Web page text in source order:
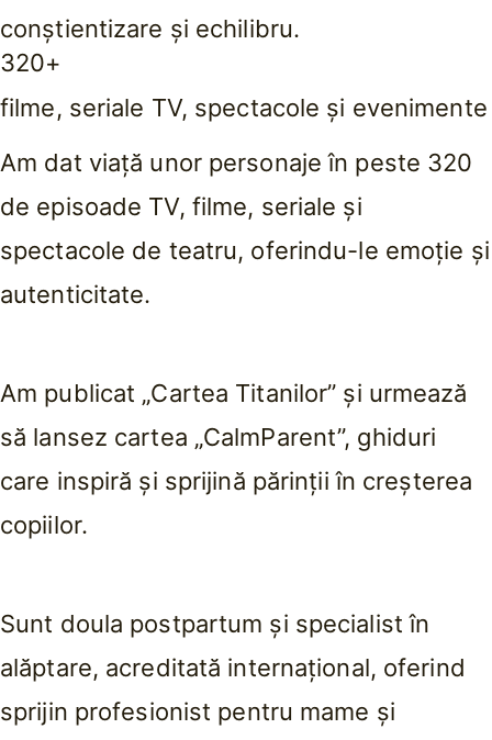
conștientizare și echilibru.
320+
filme, seriale TV, spectacole și evenimente
Am dat viață unor personaje în peste 320
de episoade TV, filme, seriale și
spectacole de teatru, oferindu-le emoție și
autenticitate.
Am publicat „Cartea Titanilor” și urmează
să lansez cartea „CalmParent”, ghiduri
care inspiră și sprijină părinții în creșterea
copiilor.
Sunt doula postpartum și specialist în
alăptare, acreditată internațional, oferind
sprijin profesionist pentru mame și